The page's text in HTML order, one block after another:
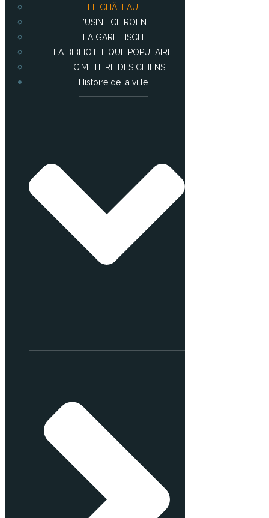
LE CHÂTEAU
L’USINE CITROËN
LA GARE LISCH
LA BIBLIOTHÈQUE POPULAIRE
LE CIMETIÈRE DES CHIENS
Histoire de la ville